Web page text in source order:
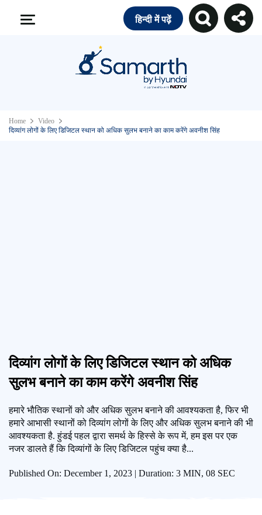
हिन्दी में पढ़ें
Home
Video
दिव्यांग लोगों के लिए डिजिटल स्थान को अधिक सुलभ बनाने का काम करेंगे अवनीश सिंह
दिव्यांग लोगों के लिए डिजिटल स्थान को अधिक
सुलभ बनाने का काम करेंगे अवनीश सिंह
हमारे भौतिक स्थानों को और अधिक सुलभ बनाने की आवश्यकता है, फिर भी
हमारे आभासी स्थानों को दिव्यांग लोगों के लिए और अधिक सुलभ बनाने की भी
आवश्यकता है. हुंडई पहल द्वारा समर्थ के हिस्से के रूप में, हम इस पर एक
नजर डालते हैं कि दिव्यांगों के लिए डिजिटल पहुंच क्या है...
Published On: December 1, 2023 | Duration: 3 MIN, 08 SEC